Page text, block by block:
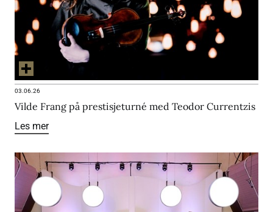
03.06.26
Vilde Frang på prestisjeturné med Teodor Currentzis
Les mer